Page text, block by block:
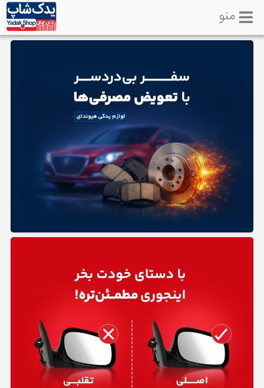
لوازم
منو